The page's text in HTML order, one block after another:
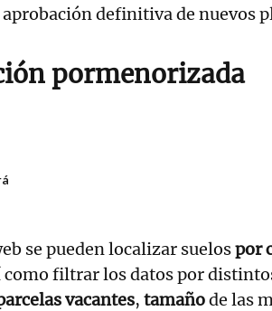
definitiva de nuevos
pormenorizada
se pueden localizar suelospor
como filtrar los datos por
vacantes, tamañode las